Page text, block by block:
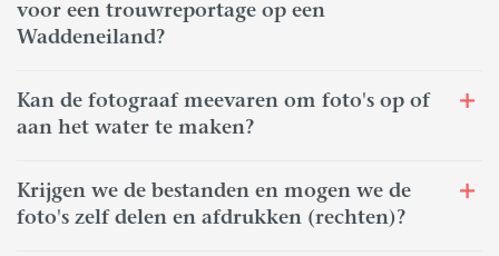
voor een trouwreportage op een
Waddeneiland?
Kan de fotograaf meevaren om foto's op of
aan het water te maken?
Krijgen we de bestanden en mogen we de
foto's zelf delen en afdrukken (rechten)?